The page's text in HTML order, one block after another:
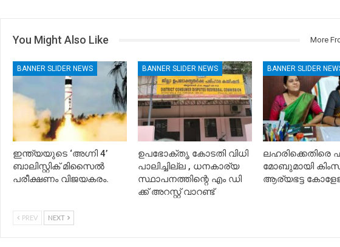
You Might Also Like More
BANNER SLIDER NEWS
ഇന്ത്യയുടെ ‘അഗ്നി 4’
ബാലിസ്റ്റിക് മിസൈൽ
പരീക്ഷണം വിജയകരം.
BANNER SLIDER NEWS
ഉപഭോക്തൃ കോടതി വിധി
പാലിച്ചില്ല , ധനകാര്യ
സ്ഥാപനത്തിന്റെ എം ഡി
ക്ക് അറസ്റ്റ് വാറണ്ട്
BANNER SLIDER
ലഹരിക്കെതിരെ
മോബുമായി
ആര്യഭട്ട
PREV NEXT